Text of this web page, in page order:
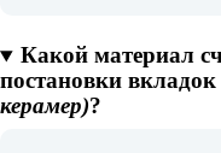
Какой материал
постановки
керамер)?